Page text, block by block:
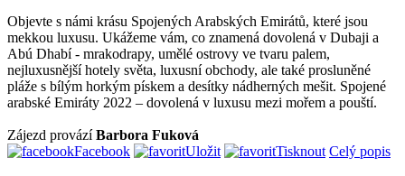
Objevte s námi krásu Spojených Arabských Emirátů, které jsou
mekkou luxusu. Ukážeme vám, co znamená dovolená v Dubaji a
Abú Dhabí - mrakodrapy, umělé ostrovy ve tvaru palem,
nejluxusnější hotely světa, luxusní obchody, ale také prosluněné
pláže s bílým horkým pískem a desítky nádherných mešit. Spojené
arabské Emiráty 2022 – dovolená v luxusu mezi mořem a pouští.
Zájezd provázíBarbora Fuková
Facebook
Uložit Tisknout Celý popis